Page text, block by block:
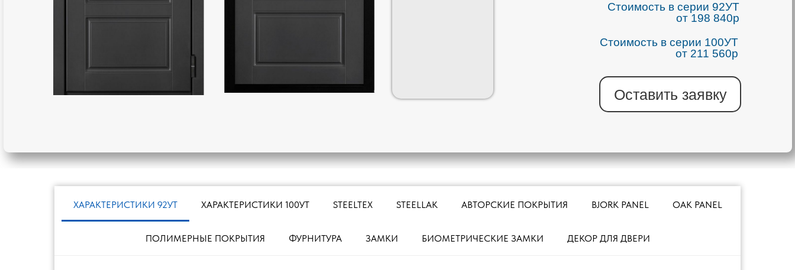
Стоимость в серии 92УТ
от 198 840р
Оставить заявку
Стоимость в серии 100УТ
от 211 560р
ХАРАКТЕРИСТИКИ 92УТ ХАРАКТЕРИСТИКИ 100УТ STEELTEX STEELLAK АВТОРСКИЕ ПОКРЫТИЯ BJORK PANEL OAK PANEL
ПОЛИМЕРНЫЕ ПОКРЫТИЯ ФУРНИТУРА ЗАМКИ БИОМЕТРИЧЕСКИЕ ЗАМКИ ДЕКОР ДЛЯ ДВЕРИ